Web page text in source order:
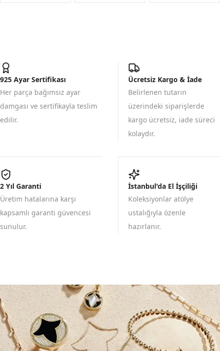
925 Ayar Sertifikası
Her parça bağımsız ayar
damgası ve sertifikayla teslim
edilir.
Ücretsiz Kargo & İade
Belirlenen tutarın
üzerindeki siparişlerde
kargo ücretsiz, iade süreci
kolaydır.
2 Yıl Garanti
Üretim hatalarına karşı
kapsamlı garanti güvencesi
sunulur.
İstanbul'da El İşçiliği
Koleksiyonlar atölye
ustalığıyla özenle
hazırlanır.